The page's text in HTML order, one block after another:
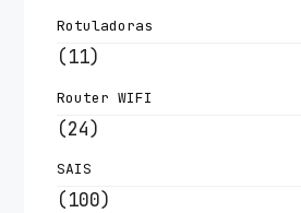
Rotuladoras
(11)
Router WIFI
(24)
SAIS
(100)